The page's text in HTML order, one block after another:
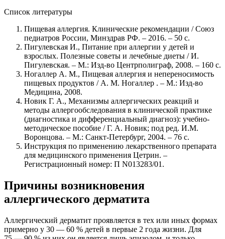
Список литературы
Пищевая аллергия. Клинические рекомендации / Союз
педиатров России, Минздрав РФ. – 2016. – 50 с.
Пигулевская И., Питание при аллергии у детей и
взрослых. Полезные советы и лечебные диеты / И.
Пигулевская. – М.: Изд-во Центрполиграф, 2008. – 160 с.
Ногаллер А. М., Пищевая аллергия и непереносимость
пищевых продуктов / А. М. Ногаллер . – М.: Изд-во
Медицина, 2008.
Новик Г. А., Механизмы аллергических реакций и
методы аллергообследования в клинической практике
(диагностика и дифференциальный диагноз): учебно-
методическое пособие / Г. А. Новик; под ред. И.М.
Воронцова. – М.: Санкт-Петербург, 2004. – 76 с.
Инструкция по применению лекарственного препарата
для медицинского применения Цетрин. –
Регистрационный номер: П N013283/01.
Причины возникновения
аллергического дерматита
Аллергический дерматит проявляется в тех или иных формах
примерно у 30 — 60 % детей в первые 2 года жизни. Для